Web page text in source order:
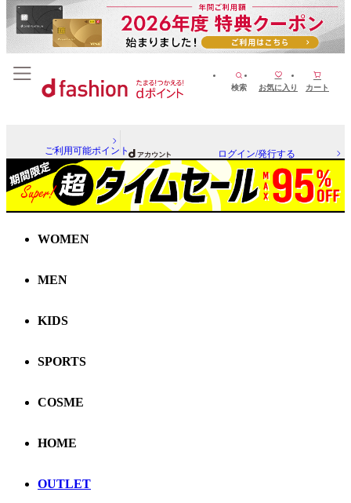
検索 お気に入り カート
ご利用可能ポイント ログイン/発行する
WOMEN
MEN
KIDS
SPORTS
COSME
HOME
OUTLET